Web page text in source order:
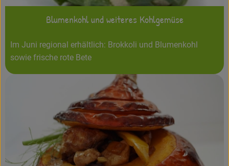
Blumenkohl und weiteres Kohlgemüse
Im Juni regional erhältlich: Brokkoli und Blumenkohl
sowie frische rote Bete